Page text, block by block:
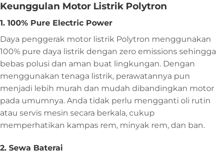
Keunggulan Motor Listrik Polytron
1. 100% Pure Electric Power
Daya penggerak motor listrik Polytron menggunakan
100% pure daya listrik dengan zero emissions sehingga
bebas polusi dan aman buat lingkungan. Dengan
menggunakan tenaga listrik, perawatannya pun
menjadi lebih murah dan mudah dibandingkan motor
pada umumnya. Anda tidak perlu mengganti oli rutin
atau servis mesin secara berkala, cukup
memperhatikan kampas rem, minyak rem, dan ban.
2. Sewa Baterai